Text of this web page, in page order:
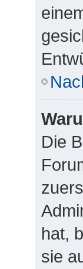
Die
hat,
sie